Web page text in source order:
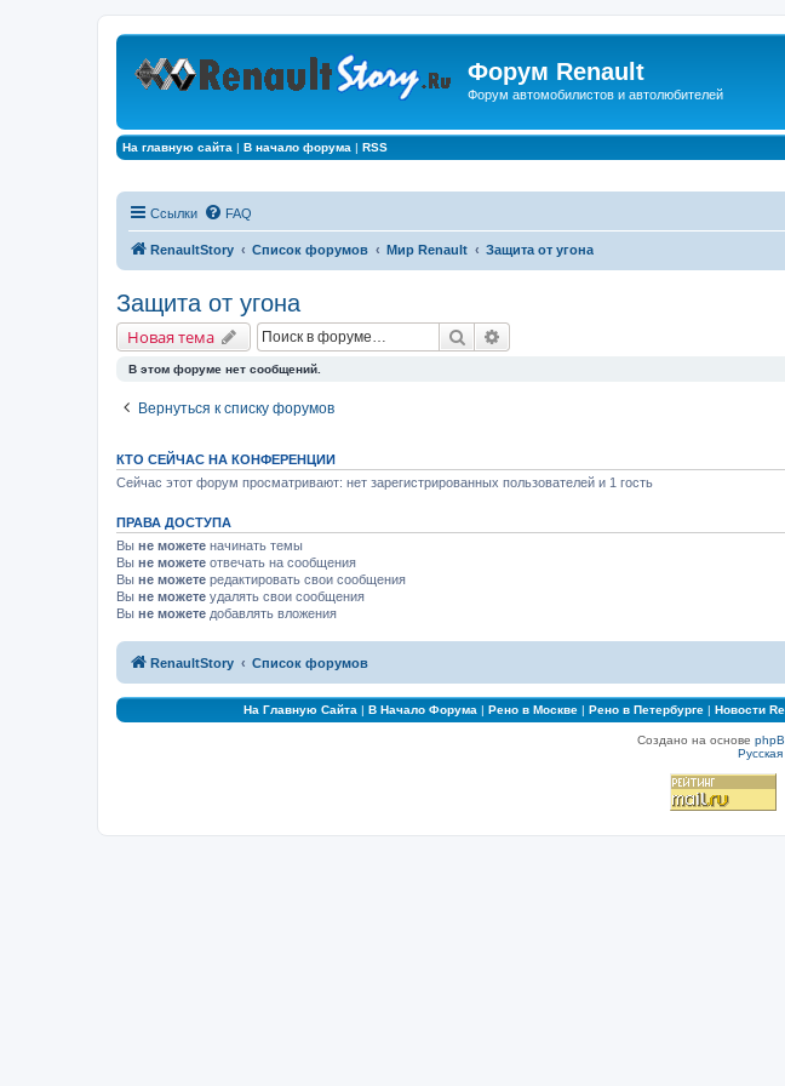
Форум Renault
Форум автомобилистов и автолюбителей
На главную сайта | В начало форума | RSS
Ссылки FAQ
RenaultStory Список форумов Мир Renault Защита от угона
Защита от угона
Новая тема Поиск
В этом форуме нет сообщений.
Вернуться к списку форумов
КТО СЕЙЧАС НА КОНФЕРЕНЦИИ
Сейчас этот форум просматривают: нет зарегистрированных пользователей и 1 гость
ПРАВА ДОСТУПА
Вы не можете начинать темы
Вы не можете отвечать на сообщения
Вы не можете редактировать свои сообщения
Вы не можете удалять свои сообщения
Вы не можете добавлять вложения
RenaultStory Список форумов
На Главную Сайта | В Начало Форума | Рено в Москве| Рено в Петербурге| Новости
Создано на основе